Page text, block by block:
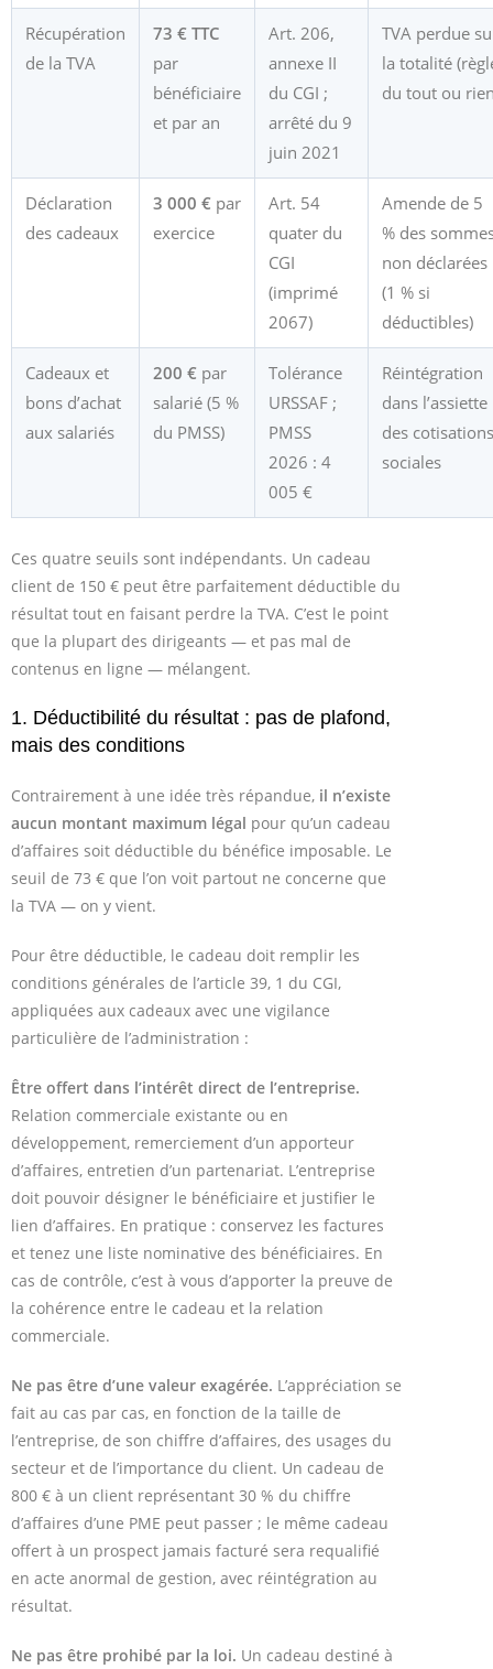
Récupération
de la TVA
73 € TTC
par
bénéficiaire
et par an
Art. 206,
annexe II
du CGI ;
arrêté du 9
juin 2021
TVA perdue
la totalité
du tout ou
Déclaration
des cadeaux
3 000 € par
exercice
Art. 54
quater du
CGI
(imprimé
2067)
Amende de 5
% des
non déclarées
(1 % si
déductibles)
Cadeaux et
bons d’achat
aux salariés
200 € par
salarié (5 %
du PMSS)
Tolérance
URSSAF ;
PMSS
2026 : 4
005 €
Réintégration
dans l’assiette
des cotisations
sociales
Ces quatre seuils sont indépendants. Un cadeau
client de 150 € peut être parfaitement déductible du
résultat tout en faisant perdre la TVA. C’est le point
que la plupart des dirigeants — et pas mal de
contenus en ligne — mélangent.
1. Déductibilité du résultat : pas de plafond,
mais des conditions
Contrairement à une idée très répandue, il n’existe
aucun montant maximum légal pour qu’un cadeau
d’affaires soit déductible du bénéfice imposable. Le
seuil de 73 € que l’on voit partout ne concerne que
la TVA — on y vient.
Pour être déductible, le cadeau doit remplir les
conditions générales de l’article 39, 1 du CGI,
appliquées aux cadeaux avec une vigilance
particulière de l’administration :
Être offert dans l’intérêt direct de l’entreprise.
Relation commerciale existante ou en
développement, remerciement d’un apporteur
d’affaires, entretien d’un partenariat. L’entreprise
doit pouvoir désigner le bénéficiaire et justifier le
lien d’affaires. En pratique : conservez les factures
et tenez une liste nominative des bénéficiaires. En
cas de contrôle, c’est à vous d’apporter la preuve de
la cohérence entre le cadeau et la relation
commerciale.
Ne pas être d’une valeur exagérée. L’appréciation se
fait au cas par cas, en fonction de la taille de
l’entreprise, de son chiffre d’affaires, des usages du
secteur et de l’importance du client. Un cadeau de
800 € à un client représentant 30 % du chiffre
d’affaires d’une PME peut passer ; le même cadeau
offert à un prospect jamais facturé sera requalifié
en acte anormal de gestion, avec réintégration au
résultat.
Ne pas être prohibé par la loi. Un cadeau destiné à